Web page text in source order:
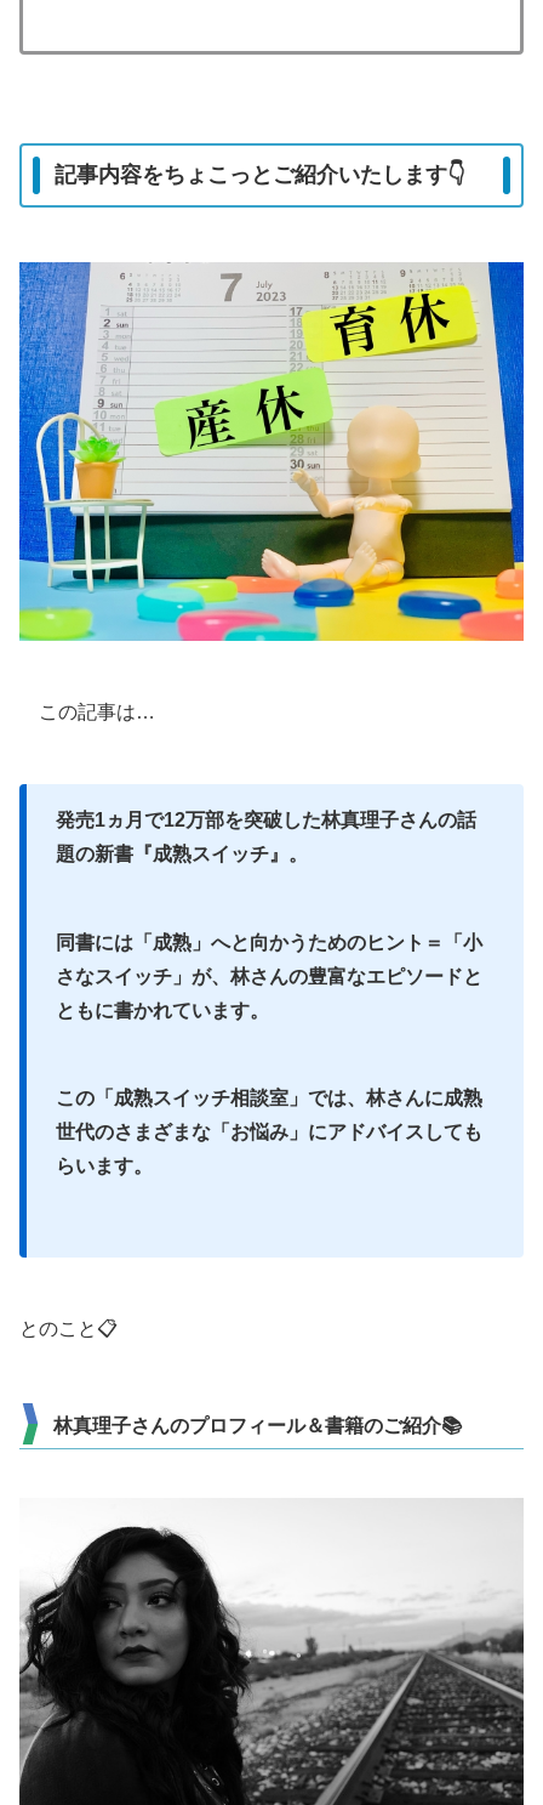
記事内容をちょこっとご紹介いたします👇
この記事は…
発売1ヵ月で12万部を突破した林真理子さんの話
題の新書『成熟スイッチ』。
同書には「成熟」へと向かうためのヒント＝「小
さなスイッチ」が、林さんの豊富なエピソードと
ともに書かれています。
この「成熟スイッチ相談室」では、林さんに成熟
世代のさまざまな「お悩み」にアドバイスしても
らいます。
とのこと📋
林真理子さんのプロフィール＆書籍のご紹介📚